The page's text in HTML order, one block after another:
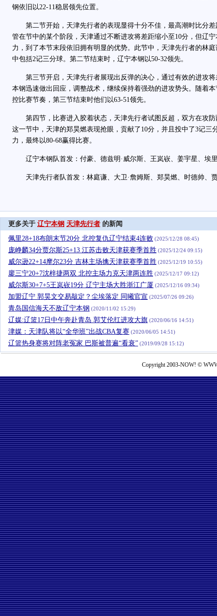
钢依旧以22-11稳居领先位置。
第二节开始，天津先行者的表现显得十分不佳，最高潮时比分差
管在节中的某个阶段，天津通过不断进攻将差距缩小至10分，但辽
力，到了本节末段依旧拥有明显的优势。此节中，天津先行者的林
中包括2记三分球。第二节结束时，辽宁本钢以50-32领先。
第三节开启，天津先行者展现出反弹的决心，通过有效的进攻将
本钢迅速做出回应，调整战术，继续保持着强劲的进攻势头。随着
控比赛节奏，第三节结束时他们以63-51领先。
第四节，比赛进入胶着状态，天津先行者试图反超，双方在攻防
这一节中，天津的郑昊燃表现抢眼，贡献了10分，并且投中了3记三
力，最终以80-68赢得比赛。
辽宁本钢队首发：付豪、德兹明·威尔斯、王岚嵚、姜宇星、埃
天津先行者队首发：林庭谦、大卫·詹姆斯、郑昊燃、时德帅、
更多关于 辽宁本钢 天津先行者 的新闻
佩里28+18布朗末节20分 北控复仇辽宁结束4连败 (2025/12/28 08:45)
庞峥麟34分贾尔斯25+13 江苏击败天津获赛季首胜 (2025/12/24 09:15)
威尔逊22+14摩尔23分 吉林主场擒天津获赛季首胜 (2025/12/19 10:55)
廖三宁20+7沈梓捷两双 北控主场力克天津两连胜 (2025/12/17 09:12)
威尔斯30+7+5王岚嵚19分 辽宁主场大胜浙江广厦 (2025/12/16 09:34)
加盟辽宁 郭昊文交易敲定？尘埃落定 同曦官宣 (2025/07/26 09:26)
青岛国信海天不敌辽宁本钢 (2020/11/02 15:29)
辽媒:辽篮17日中午奔赴青岛 郭艾伦扛进攻大旗 (2020/06/16 14:51)
津媒：天津队将以“全华班”出战CBA复赛 (2020/06/05 14:51)
辽篮热身赛将对阵老冤家 巴斯被普遍“看衰” (2019/09/28 15:12)
Copyright 2003-NOW! ©